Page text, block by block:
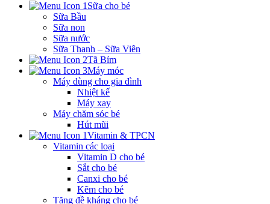
Sữa cho bé
Sữa Bầu
Sữa non
Sữa nước
Sữa Thanh – Sữa Viên
Tã Bỉm
Máy móc
Máy dùng cho gia đình
Nhiệt kế
Máy xay
Máy chăm sóc bé
Hút mũi
Vitamin & TPCN
Vitamin các loại
Vitamin D cho bé
Sắt cho bé
Canxi cho bé
Kẽm cho bé
Tăng đề kháng cho bé